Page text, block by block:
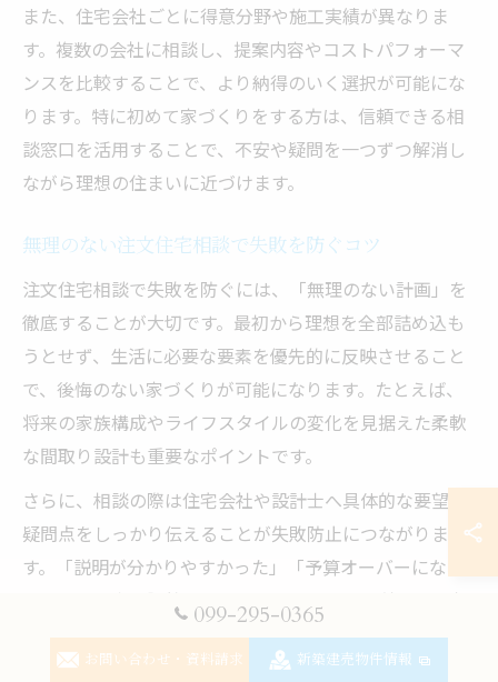
また、住宅会社ごとに得意分野や施工実績が異なりま
す。複数の会社に相談し、提案内容やコストパフォーマ
ンスを比較することで、より納得のいく選択が可能にな
ります。特に初めて家づくりをする方は、信頼できる相
談窓口を活用することで、不安や疑問を一つずつ解消し
ながら理想の住まいに近づけます。
無理のない注文住宅相談で失敗を防ぐコツ
注文住宅相談で失敗を防ぐには、「無理のない計画」を
徹底することが大切です。最初から理想を全部詰め込も
うとせず、生活に必要な要素を優先的に反映させること
で、後悔のない家づくりが可能になります。たとえば、
将来の家族構成やライフスタイルの変化を見据えた柔軟
な間取り設計も重要なポイントです。
さらに、相談の際は住宅会社や設計士へ具体的な要望や
疑問点をしっかり伝えることが失敗防止につながりま
す。「説明が分かりやすかった」「予算オーバーになら
ないよう丁寧に調整してもらえた」といった利用者の声
も多く、安心して進められる環境が整っています。万が
一のトラブルや見積もりの食い違いも、早めの相談によ
099-295-0365
お問い合わせ・資料請求 新築建売物件情報